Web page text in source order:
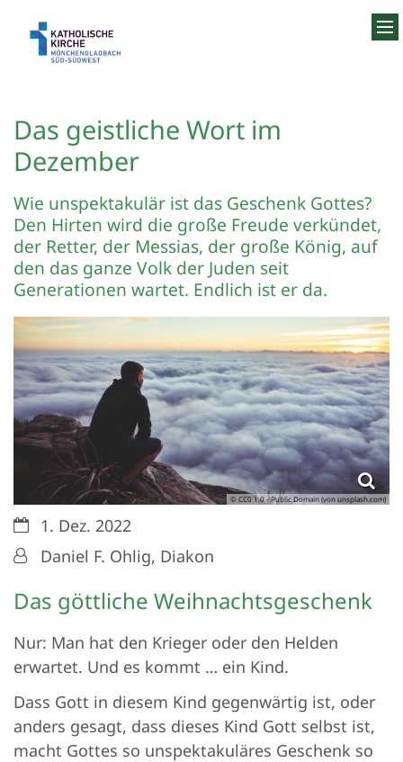
Das geistliche Wort im
Dezember
Wie unspektakulär ist das Geschenk Gottes?
Den Hirten wird die große Freude verkündet,
der Retter, der Messias, der große König, auf
den das ganze Volk der Juden seit
Generationen wartet. Endlich ist er da.
© CC0 1.0 - Public Domain (von unsplash.com)
Datum:1. Dez. 2022
Von:Daniel F. Ohlig, Diakon
Das göttliche Weihnachtsgeschenk
Nur: Man hat den Krieger oder den Helden
erwartet. Und es kommt … ein Kind.
Dass Gott in diesem Kind gegenwärtig ist, oder
anders gesagt, dass dieses Kind Gott selbst ist,
macht Gottes so unspektakuläres Geschenk so